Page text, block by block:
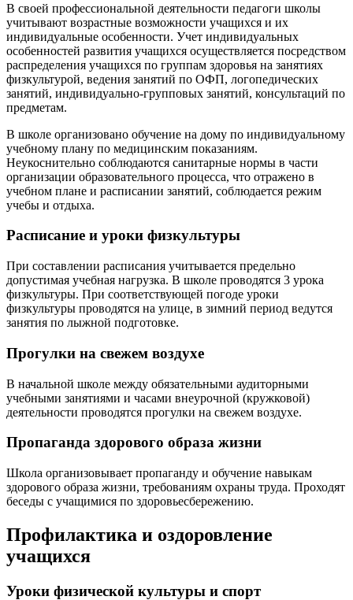
В своей профессиональной деятельности педагоги школы
учитывают возрастные возможности учащихся и их
индивидуальные особенности. Учет индивидуальных
особенностей развития учащихся осуществляется посредством
распределения учащихся по группам здоровья на занятиях
физкультурой, ведения занятий по ОФП, логопедических
занятий, индивидуально-групповых занятий, консультаций по
предметам.
В школе организовано обучение на дому по индивидуальному
учебному плану по медицинским показаниям.
Неукоснительно соблюдаются санитарные нормы в части
организации образовательного процесса, что отражено в
учебном плане и расписании занятий, соблюдается режим
учебы и отдыха.
Расписание и уроки физкультуры
При составлении расписания учитывается предельно
допустимая учебная нагрузка. В школе проводятся 3 урока
физкультуры. При соответствующей погоде уроки
физкультуры проводятся на улице, в зимний период ведутся
занятия по лыжной подготовке.
Прогулки на свежем воздухе
В начальной школе между обязательными аудиторными
учебными занятиями и часами внеурочной (кружковой)
деятельности проводятся прогулки на свежем воздухе.
Пропаганда здорового образа жизни
Школа организовывает пропаганду и обучение навыкам
здорового образа жизни, требованиям охраны труда. Проходят
беседы с учащимися по здоровьесбережению.
Профилактика и оздоровление
учащихся
Уроки физической культуры и спорт